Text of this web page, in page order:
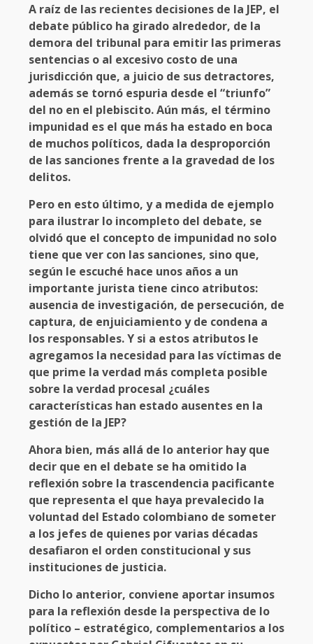
A raíz de las recientes decisiones de la JEP, el
debate público ha girado alrededor, de la
demora del tribunal para emitir las primeras
sentencias o al excesivo costo de una
jurisdicción que, a juicio de sus detractores,
además se tornó espuria desde el “triunfo”
del no en el plebiscito. Aún más, el término
impunidad es el que más ha estado en boca
de muchos políticos, dada la desproporción
de las sanciones frente a la gravedad de los
delitos.
Pero en esto último, y a medida de ejemplo
para ilustrar lo incompleto del debate, se
olvidó que el concepto de impunidad no solo
tiene que ver con las sanciones, sino que,
según le escuché hace unos años a un
importante jurista tiene cinco atributos:
ausencia de investigación, de persecución, de
captura, de enjuiciamiento y de condena a
los responsables. Y si a estos atributos le
agregamos la necesidad para las víctimas de
que prime la verdad más completa posible
sobre la verdad procesal ¿cuáles
características han estado ausentes en la
gestión de la JEP?
Ahora bien, más allá de lo anterior hay que
decir que en el debate se ha omitido la
reflexión sobre la trascendencia pacificante
que representa el que haya prevalecido la
voluntad del Estado colombiano de someter
a los jefes de quienes por varias décadas
desafiaron el orden constitucional y sus
instituciones de justicia.
Dicho lo anterior, conviene aportar insumos
para la reflexión desde la perspectiva de lo
político – estratégico, complementarios a los